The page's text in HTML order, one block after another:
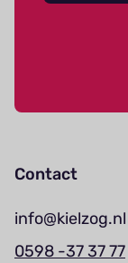
Contact
info@kielzog.nl
0598 -37 37 77